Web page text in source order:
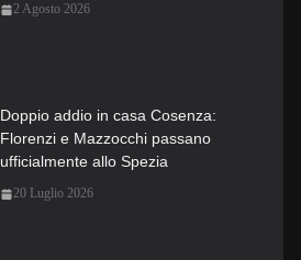
2 Agosto 2026
Doppio addio in casa Cosenza:
Florenzi e Mazzocchi passano
ufficialmente allo Spezia
20 Luglio 2026